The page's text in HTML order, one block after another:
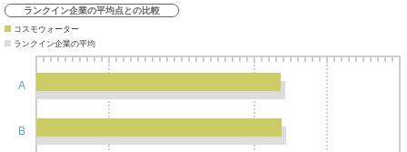
ランクイン企業の平均点との比較
コスモウォーター
ランクイン企業の平均
A
B